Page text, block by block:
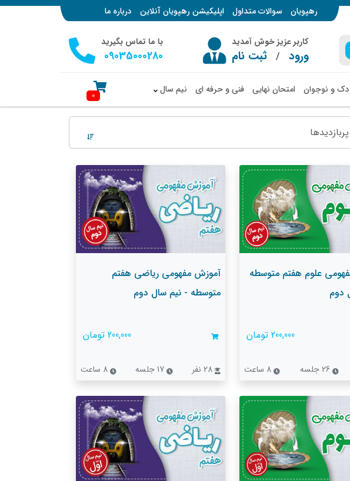
رهپویان سوالات متداول اپلیکیشن رهپویان آنلاین درباره ما
کاربر عزیز خوش آمدید
ورود /ثبت نام
با ما تماس بگیرید
09035000280
و نوجوان امتحان نهایی فنی و حرفه ای نیم سال 0
پربازدید‌ها
علوم هفتم متوسطه
دوم
200,000 تومان
8 ساعت
آموزش مفهومی ریاضی هفتم
متوسطه - نیم سال دوم
200,000 تومان
28 نفر 17 جلسه 8 ساعت